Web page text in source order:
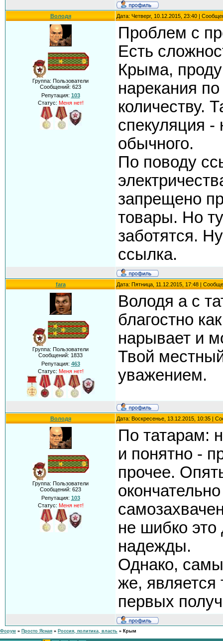
Володя Дата: Четверг, 10.12.2015, 23:40 |
Группа: Пользователи
Сообщений: 623
Репутация: 103
Статус: Меня нет!
Проблем с
Есть
Крыма,
нарекания
количеству.
спекуляция
обычного.
По поводу
запрещено
товары. Но
заботятся.
ссылка.
fara Дата: Пятница, 11.12.2015, 17:48 |
Группа: Пользователи
Сообщений: 1833
Репутация: 463
Статус: Меня нет!
Володя а с
благостно
нарывает и
Твой
уважением.
Володя Дата: Воскресенье, 13.12.2015, 10:35 |
Группа: Пользователи
Сообщений: 623
Репутация: 103
Статус: Меня нет!
По татарам:
и понятно -
прочее.
не шибко
надежды.
Однако,
же, является
первых
Форум » Просто Ясная » Россия, политика, власть » Крым